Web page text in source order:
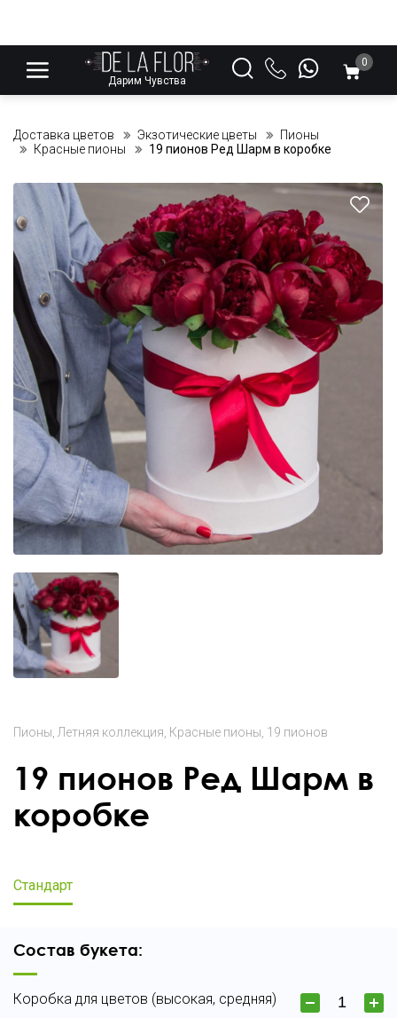
Дарим Чувства
0
Доставка цветов Экзотические цветы
Пионы
Красные пионы
19 пионов Ред Шарм в коробке
Пионы Летняя коллекция Красные пионы 19 пионов
19 пионов Ред Шарм в
коробке
Стандарт
Состав букета:
Коробка для цветов (высокая, средняя)